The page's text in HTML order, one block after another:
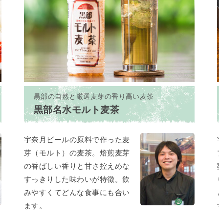
黒部の自然と厳選麦芽の香り高い麦茶
黒部名水モルト麦茶
宇奈月ビールの原料で作った麦
芽（モルト）の麦茶。焙煎麦芽
の香ばしい香りと甘さ控えめな
すっきりした味わいが特徴。飲
みやすくてどんな食事にも合い
ます。